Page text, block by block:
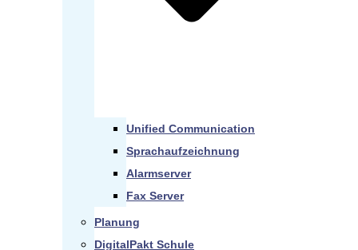
Unified Communication
Sprachaufzeichnung
Alarmserver
Fax Server
Planung
DigitalPakt Schule